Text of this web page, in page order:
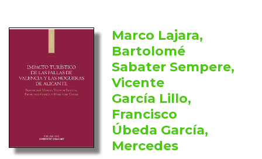
Marco Lajara,
Bartolomé
Sabater Sempere,
Vicente
García Lillo,
Francisco
Úbeda García,
Mercedes